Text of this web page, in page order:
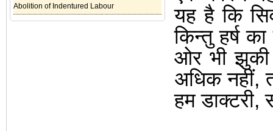
Abolition of Indentured Labour
यह है कि
किन्तु हर्ष
ओर भी
अधिक नहीं,
हम डाक्टरी,